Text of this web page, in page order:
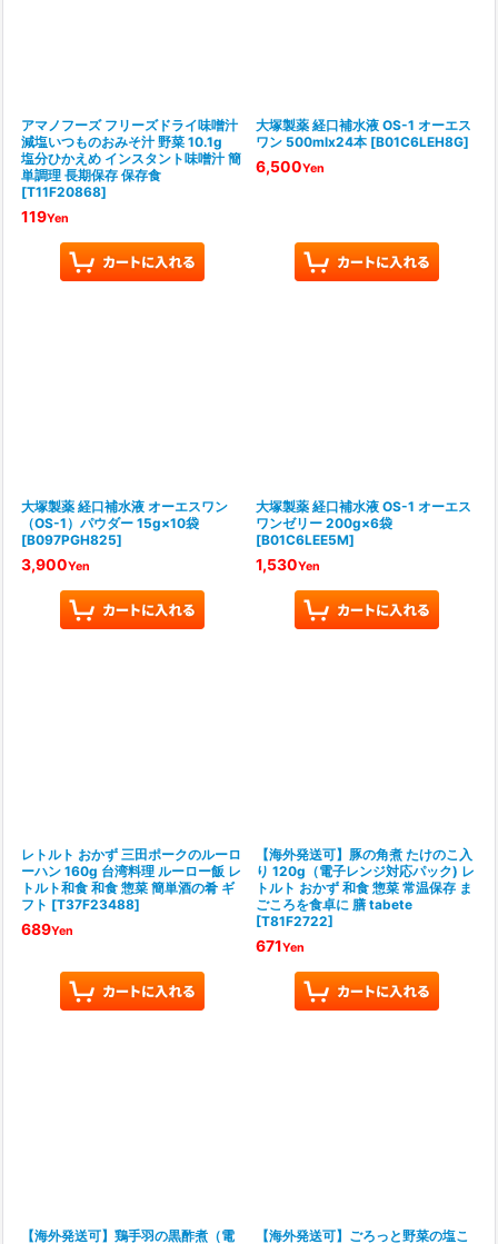
アマノフーズ フリーズドライ味噌汁
減塩いつものおみそ汁 野菜 10.1g
塩分ひかえめ インスタント味噌汁 簡
単調理 長期保存 保存食
[T11F20868]
119Yen
大塚製薬 経口補水液 OS-1 オーエス
ワン 500mlx24本 [B01C6LEH8G]
6,500Yen
大塚製薬 経口補水液 オーエスワン
（OS-1）パウダー 15g×10袋
[B097PGH825]
3,900Yen
大塚製薬 経口補水液 OS-1 オーエス
ワンゼリー 200g×6袋
[B01C6LEE5M]
1,530Yen
レトルト おかず 三田ポークのルーロ
ーハン 160g 台湾料理 ルーロー飯 レ
トルト和食 和食 惣菜 簡単酒の肴 ギ
フト [T37F23488]
689Yen
【海外発送可】豚の角煮 たけのこ入
り 120g（電子レンジ対応パック) レ
トルト おかず 和食 惣菜 常温保存 ま
ごころを食卓に 膳 tabete
[T81F2722]
671Yen
【海外発送可】鶏手羽の黒酢煮（電 【海外発送可】ごろっと野菜の塩こ